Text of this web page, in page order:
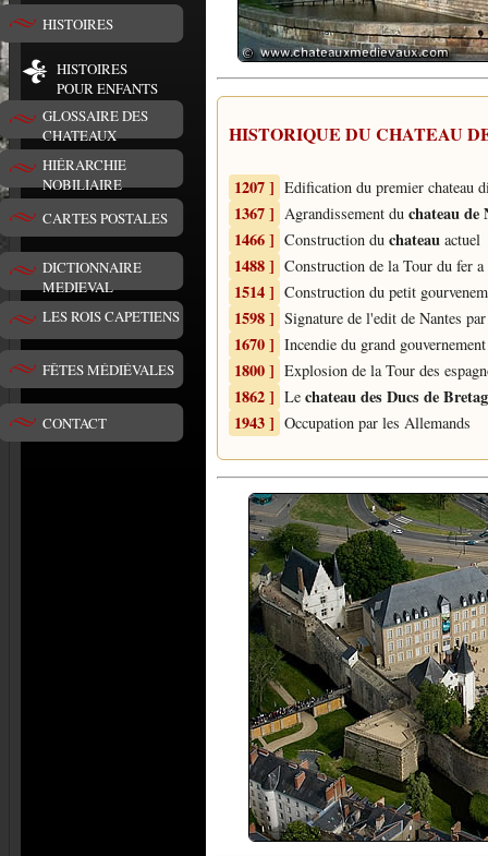
HISTOIRES
HISTOIRES
POUR ENFANTS
GLOSSAIRE DES
CHATEAUX
HIÉRARCHIE
NOBILIAIRE
CARTES POSTALES
DICTIONNAIRE
MEDIEVAL
LES ROIS CAPETIENS
FÊTES MÉDIÉVALES
CONTACT
HISTORIQUE DU CHATEAU
1207 ] Edification du premier chateau
1367 ] Agrandissement du chateau de
1466 ] Construction du chateau actuel
1488 ] Construction de la Tour du fer a
1514 ] Construction du petit
1598 ] Signature de l'edit de Nantes
1670 ] Incendie du grand gouvernement
1800 ] Explosion de la Tour des
1862 ] Le chateau des Ducs de
1943 ] Occupation par les Allemands